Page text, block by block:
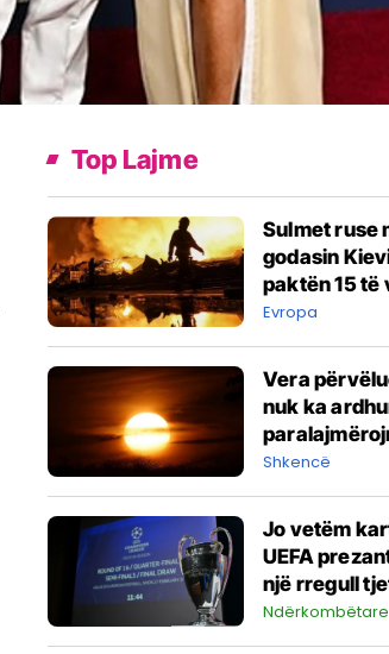
Top Lajme
Sulmet ruse
godasin
paktën 15 të
dhe dhjetëra
Evropa
Vera
nuk ka
shkencëtarët
Shkencë
Jo vetëm
UEFA
një rregull
për Ligën e
Ndërkombëtare